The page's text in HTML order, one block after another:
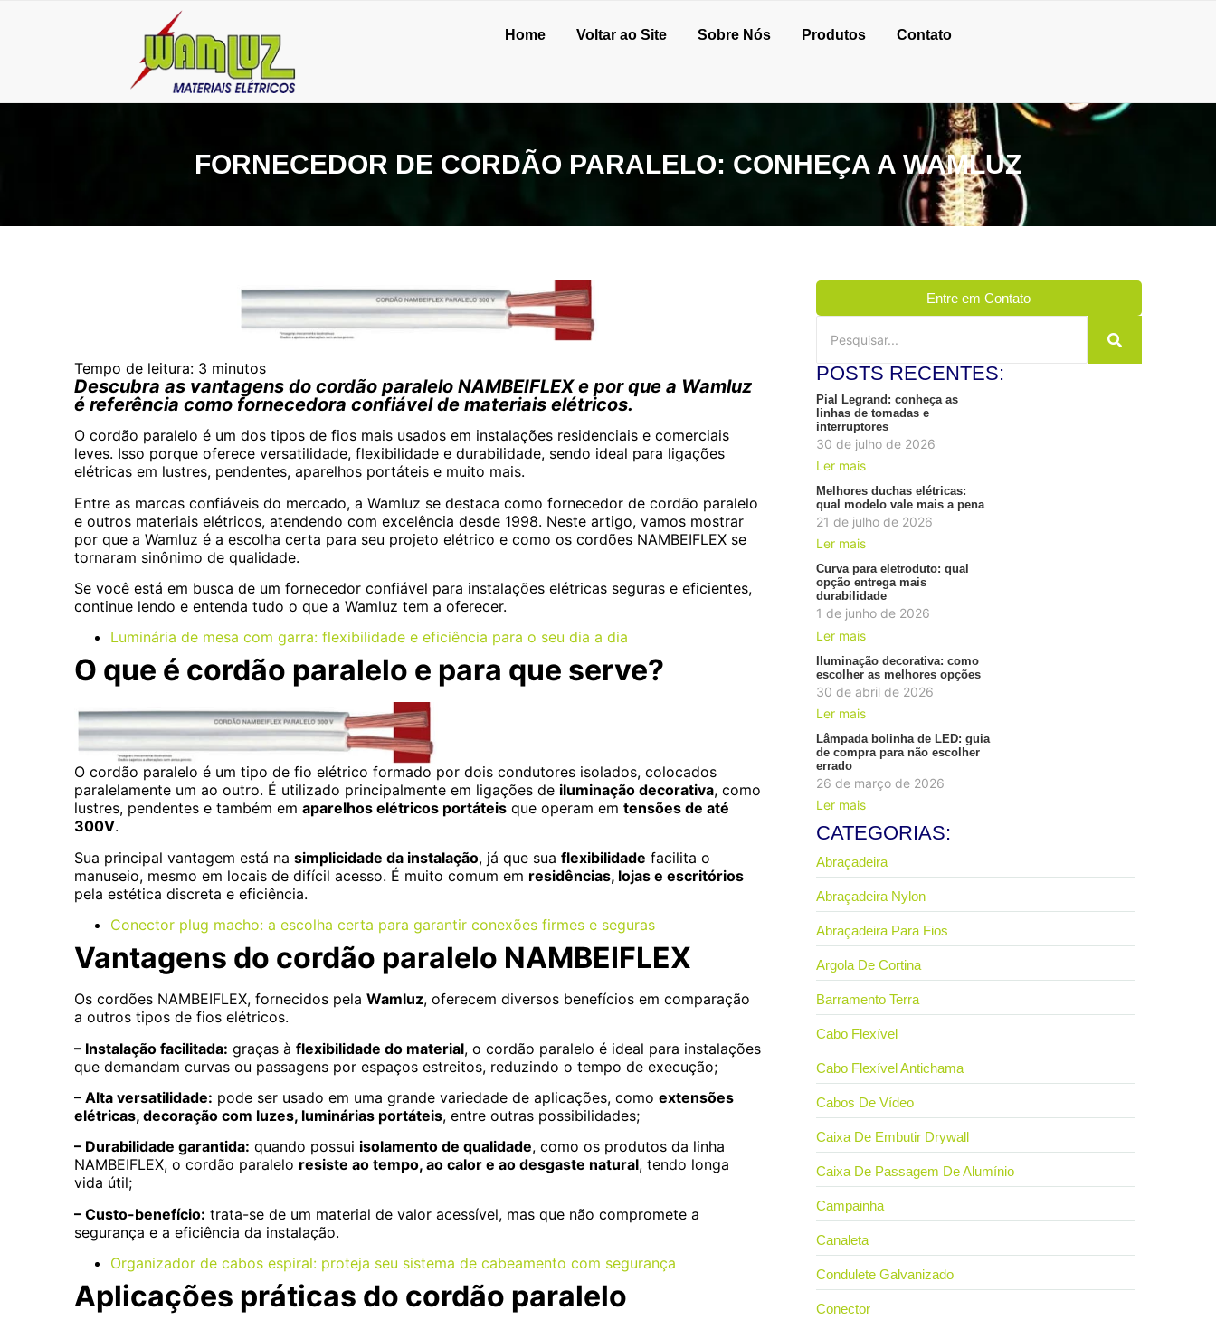
Home Voltar ao Site Sobre Nós Produtos Contato
FORNECEDOR DE CORDÃO PARALELO: CONHEÇA A WAMLUZ
Tempo de leitura: 3 minutos
Descubra as vantagens do cordão paralelo NAMBEIFLEX e por que a Wamluz
é referência como fornecedora confiável de materiais elétricos.
O cordão paralelo é um dos tipos de fios mais usados em instalações residenciais e comerciais
leves. Isso porque oferece versatilidade, flexibilidade e durabilidade, sendo ideal para ligações
elétricas em lustres, pendentes, aparelhos portáteis e muito mais.
Entre as marcas confiáveis do mercado, a Wamluz se destaca como fornecedor de cordão paralelo
e outros materiais elétricos, atendendo com excelência desde 1998. Neste artigo, vamos mostrar
por que a Wamluz é a escolha certa para seu projeto elétrico e como os cordões NAMBEIFLEX se
tornaram sinônimo de qualidade.
Se você está em busca de um fornecedor confiável para instalações elétricas seguras e eficientes,
continue lendo e entenda tudo o que a Wamluz tem a oferecer.
Luminária de mesa com garra: flexibilidade e eficiência para o seu dia a dia
O que é cordão paralelo e para que serve?
O cordão paralelo é um tipo de fio elétrico formado por dois condutores isolados, colocados
paralelamente um ao outro. É utilizado principalmente em ligações de iluminação decorativa, como
lustres, pendentes e também em aparelhos elétricos portáteis que operam em tensões de até
300V.
Sua principal vantagem está na simplicidade da instalação, já que sua flexibilidade facilita o
manuseio, mesmo em locais de difícil acesso. É muito comum em residências, lojas e escritórios
pela estética discreta e eficiência.
Conector plug macho: a escolha certa para garantir conexões firmes e seguras
Vantagens do cordão paralelo NAMBEIFLEX
Os cordões NAMBEIFLEX, fornecidos pela Wamluz, oferecem diversos benefícios em comparação
a outros tipos de fios elétricos.
– Instalação facilitada: graças à flexibilidade do material, o cordão paralelo é ideal para instalações
que demandam curvas ou passagens por espaços estreitos, reduzindo o tempo de execução;
– Alta versatilidade: pode ser usado em uma grande variedade de aplicações, como extensões
elétricas, decoração com luzes, luminárias portáteis, entre outras possibilidades;
– Durabilidade garantida: quando possui isolamento de qualidade, como os produtos da linha
NAMBEIFLEX, o cordão paralelo resiste ao tempo, ao calor e ao desgaste natural, tendo longa
vida útil;
– Custo-benefício: trata-se de um material de valor acessível, mas que não compromete a
segurança e a eficiência da instalação.
Organizador de cabos espiral: proteja seu sistema de cabeamento com segurança
Aplicações práticas do cordão paralelo
Entre em Contato
POSTS RECENTES:
Pial Legrand: conheça as
linhas de tomadas e
interruptores
30 de julho de 2026
Ler mais
Melhores duchas elétricas:
qual modelo vale mais a pena
21 de julho de 2026
Ler mais
Curva para eletroduto: qual
opção entrega mais
durabilidade
1 de junho de 2026
Ler mais
Iluminação decorativa: como
escolher as melhores opções
30 de abril de 2026
Ler mais
Lâmpada bolinha de LED: guia
de compra para não escolher
errado
26 de março de 2026
Ler mais
CATEGORIAS:
Abraçadeira
Abraçadeira Nylon
Abraçadeira Para Fios
Argola De Cortina
Barramento Terra
Cabo Flexível
Cabo Flexível Antichama
Cabos De Vídeo
Caixa De Embutir Drywall
Caixa De Passagem De Alumínio
Campainha
Canaleta
Condulete Galvanizado
Conector